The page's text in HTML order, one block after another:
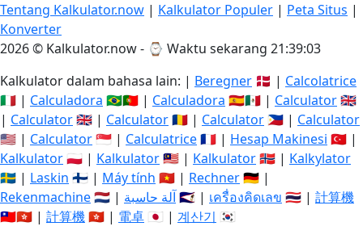
Tentang Kalkulator.now | Kalkulator Populer | Peta Situs |
Konverter
2026 © Kalkulator.now - ⌚ Waktu sekarang 21:39:03
Kalkulator dalam bahasa lain: | Beregner 🇩🇰 | Calcolatrice
🇮🇹 | Calculadora 🇧🇷🇵🇹 | Calculadora 🇪🇸🇲🇽 | Calculator🇬🇧
| Calculator🇬🇧 | Calculator🇷🇴 | Calculator 🇵🇭 | Calculator
🇺🇸 | Calculator🇸🇬 | Calculatrice🇫🇷 | Hesap Makinesi 🇹🇷 |
Kalkulator🇵🇱 | Kalkulator🇲🇾 | Kalkulator🇳🇴 | Kalkylator
🇸🇪 | Laskin 🇫🇮 | Máy tính 🇻🇳 | Rechner🇩🇪 |
Rekenmachine🇳🇱 | آلة حاسبة🇸🇦 | เครื่องคิดเลข 🇹🇭 | 計算機
🇹🇼🇭🇰 | 計算機🇭🇰 | 電卓 🇯🇵 | 계산기 🇰🇷